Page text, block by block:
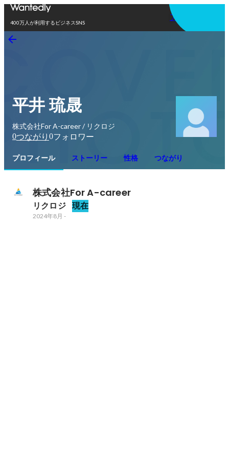
400万人が利用するビジネスSNS
アプリを使う
平井 琉晟
株式会社For A-career / リクロジ
0つながり 0フォロワー
プロフィール ストーリー 性格 つながり
株式会社For A-career
リクロジ 現在
2024年8月 -